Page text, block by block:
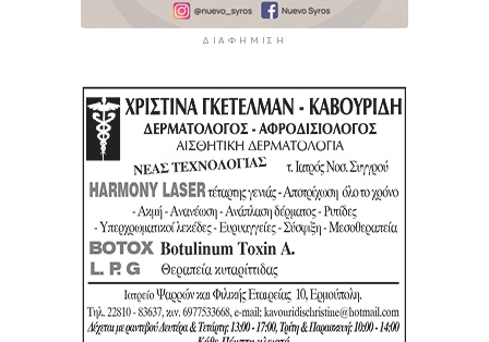
ΔΙΑΦΉΜΙΣΗ